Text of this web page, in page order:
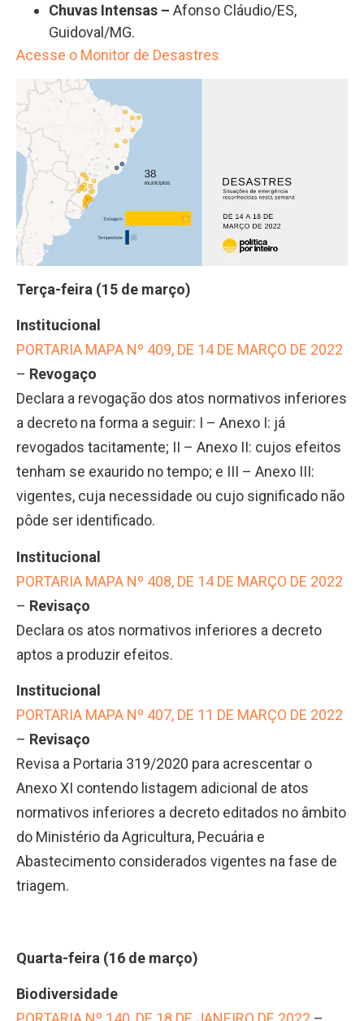
Chuvas Intensas – Afonso Cláudio/ES,
Guidoval/MG.
Acesse o Monitor de Desastres
Terça-feira (15 de março)
Institucional
PORTARIA MAPA Nº 409, DE 14 DE MARÇO DE 2022
– Revogaço
Declara a revogação dos atos normativos inferiores
a decreto na forma a seguir: I – Anexo I: já
revogados tacitamente; II – Anexo II: cujos efeitos
tenham se exaurido no tempo; e III – Anexo III:
vigentes, cuja necessidade ou cujo significado não
pôde ser identificado.
Institucional
PORTARIA MAPA Nº 408, DE 14 DE MARÇO DE 2022
– Revisaço
Declara os atos normativos inferiores a decreto
aptos a produzir efeitos.
Institucional
PORTARIA MAPA Nº 407, DE 11 DE MARÇO DE 2022
– Revisaço
Revisa a Portaria 319/2020 para acrescentar o
Anexo XI contendo listagem adicional de atos
normativos inferiores a decreto editados no âmbito
do Ministério da Agricultura, Pecuária e
Abastecimento considerados vigentes na fase de
triagem.
Quarta-feira (16 de março)
Biodiversidade